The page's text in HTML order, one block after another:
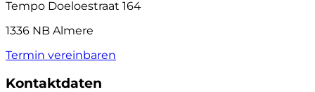
Tempo Doeloestraat 164
1336 NB Almere
Termin vereinbaren
Kontaktdaten